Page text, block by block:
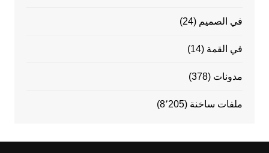
في الصميم (24)
في القمة (14)
مدونات (378)
ملفات ساخنة (8٬205)